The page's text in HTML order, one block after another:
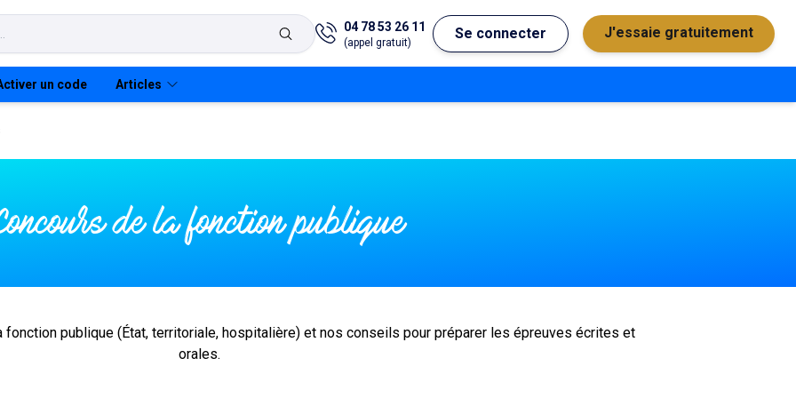
04 78 53 26 11
(appel gratuit)
Se connecter J'essaie gratuitement
adjoint
un code Articles
de la fonction publique
fonction publique (État, territoriale, hospitalière) et nos conseils pour préparer les épreuves écrites et
orales.